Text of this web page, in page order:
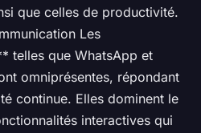
que celles de productivité.
Les
telles que WhatsApp et
omniprésentes, répondant
continue. Elles dominent le
interactives qui